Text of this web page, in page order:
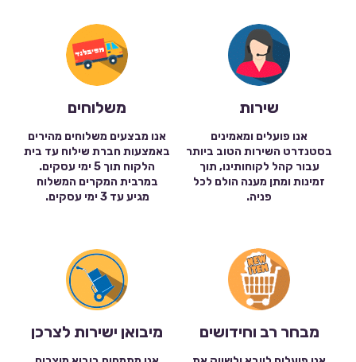
שירות
אנו פועלים ומאמינים
בסטנדרט השירות הטוב ביותר
עבור קהל לקוחותינו, תוך
זמינות ומתן מענה הולם לכל
פניה.
משלוחים
אנו מבצעים משלוחים מהירים
באמצעות חברת שילוח עד בית
הלקוח תוך 5 ימי עסקים.
במרבית המקרים המשלוח
מגיע עד 3 ימי עסקים.
מבחר רב וחידושים מיבואן ישירות לצרכן